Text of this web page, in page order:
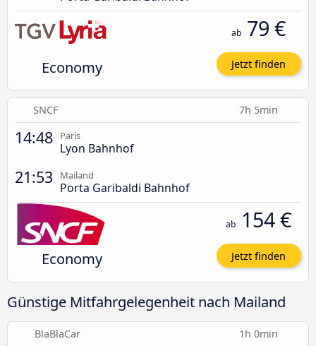
Economy
ab 79 €
Jetzt finden
SNCF 7h 5min
14:48 Paris
Lyon Bahnhof
21:53 Mailand
Porta Garibaldi Bahnhof
Economy
ab 154 €
Jetzt finden
Günstige Mitfahrgelegenheit nach Mailand
BlaBlaCar 1h 0min